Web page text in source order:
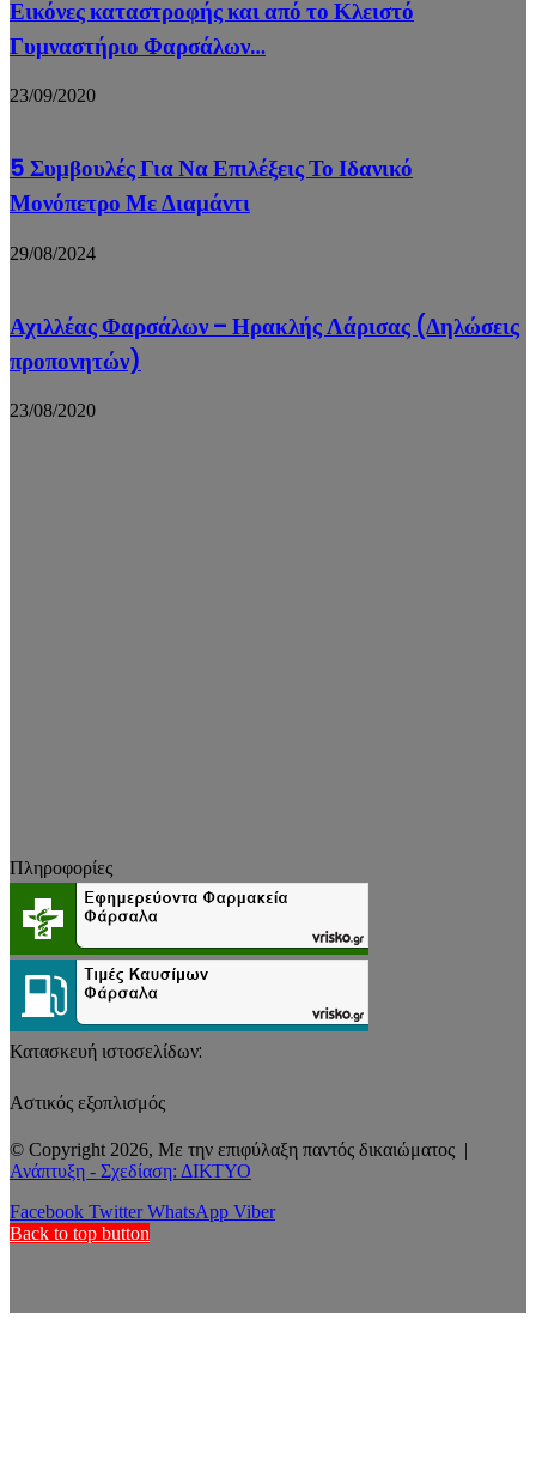
Εικόνες καταστροφής και από το Κλειστό
Γυμναστήριο Φαρσάλων…
23/09/2020
5 Συμβουλές Για Να Επιλέξεις Το Ιδανικό
Μονόπετρο Με Διαμάντι
29/08/2024
Αχιλλέας Φαρσάλων – Ηρακλής Λάρισας (Δηλώσεις
προπονητών)
23/08/2020
Πληροφορίες
Κατασκευή ιστοσελίδων:
Αστικός εξοπλισμός
© Copyright 2026, Με την επιφύλαξη παντός δικαιώματος |
Ανάπτυξη - Σχεδίαση: ΔΙΚΤΥΟ
Facebook Twitter WhatsApp Viber
Back to top button